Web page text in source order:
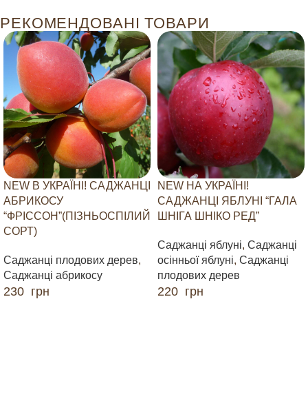
РЕКОМЕНДОВАНІ ТОВАРИ
NEW В УКРАЇНІ! САДЖАНЦІ
АБРИКОСУ
“ФРІССОН”(ПІЗНЬОСПІЛИЙ
СОРТ)
Саджанці плодових дерев,
Саджанці абрикосу
230 грн
NEW НА УКРАЇНІ!
САДЖАНЦІ ЯБЛУНІ “ГАЛА
ШНІГА ШНІКО РЕД”
Саджанці яблуні, Саджанці
осінньої яблуні, Саджанці
плодових дерев
220 грн